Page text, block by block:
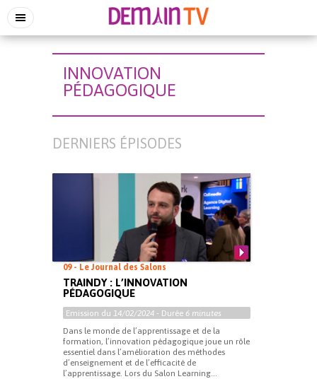
INNOVATION
PÉDAGOGIQUE
DERNIERS ÉPISODES
09 - Le Journal des Salons
TRAINDY : L’INNOVATION
PÉDAGOGIQUE
Emission du 14/02/2024 - Durée 6 minutes
Dans le monde de l’apprentissage et de la
formation, l’innovation pédagogique joue un rôle
essentiel dans l’amélioration des méthodes
d’enseignement et de l’efficacité de
l’apprentissage. Lors du Salon Learning...